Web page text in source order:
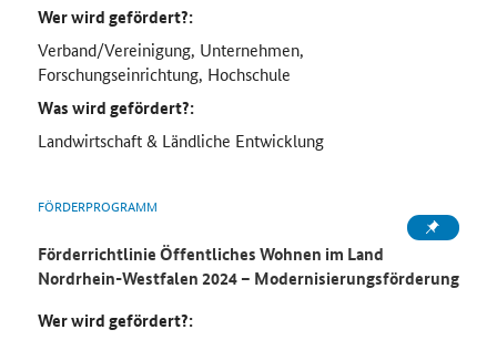
Wer wird gefördert?:
Verband/Vereinigung, Unternehmen,
Forschungseinrichtung, Hochschule
Was wird gefördert?:
Landwirtschaft & Ländliche Entwicklung
FÖRDERPROGRAMM
Förderrichtlinie Öffentliches Wohnen im Land
Nordrhein-Westfalen 2024 – Modernisierungsförderung
Wer wird gefördert?: